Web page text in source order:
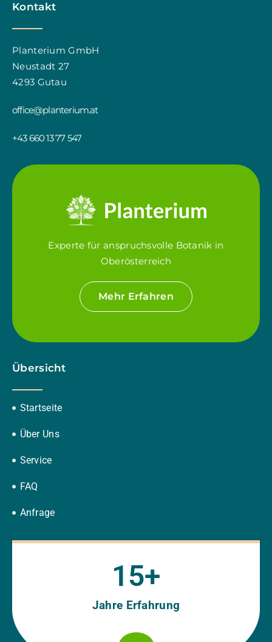
Kontakt
Planterium GmbH
Neustadt 27
4293 Gutau
office@planterium.at
+43 660 13 77 547
Experte für anspruchsvolle Botanik in
Oberösterreich
Mehr Erfahren
Übersicht
Startseite
Über Uns
Service
FAQ
Anfrage
Jahre Erfahrung
15+